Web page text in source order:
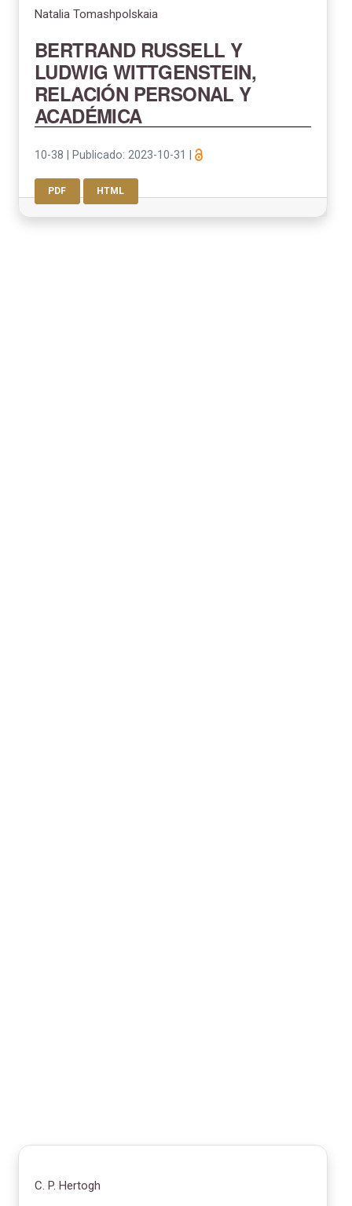
Natalia Tomashpolskaia
BERTRAND RUSSELL Y
LUDWIG WITTGENSTEIN,
RELACIÓN PERSONAL Y
ACADÉMICA
10-38 Publicado: 2023-10-31
PDF HTML
C. P. Hertogh